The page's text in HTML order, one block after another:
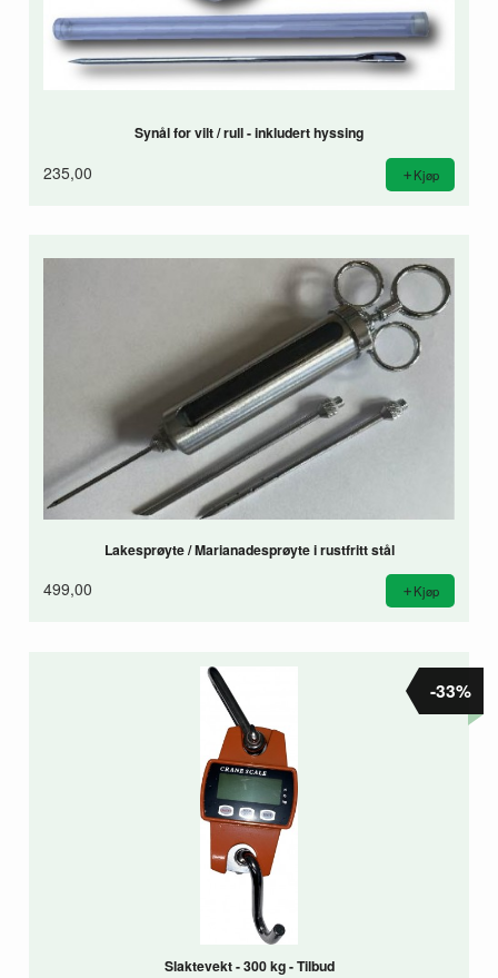
Synål for vilt / rull - inkludert hyssing
235,00 Kjøp
Lakesprøyte / Marianadesprøyte i rustfritt stål
499,00 Kjøp
Slaktevekt - 300 kg - Tilbud
-33%